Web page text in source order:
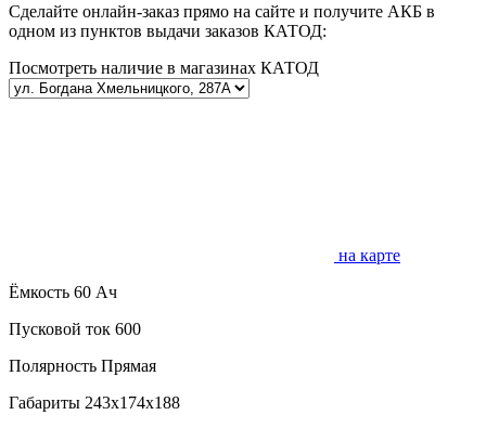
Сделайте онлайн-заказ прямо на сайте и получите АКБ в
одном из пунктов выдачи заказов КАТОД:
Посмотреть наличие в магазинах КАТОД
на карте
Ёмкость 60 Ач
Пусковой ток 600
Полярность Прямая
Габариты 243x174x188